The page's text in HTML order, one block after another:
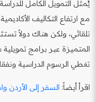
يُمثل التمويل الكامل
مع ارتفاع التكاليف
تلقائي، ولكن هناك دولاً
تغطي الرسوم الدراسية
اقرأ أيضاً: السفر إلى الأردن واهم 12 وجهة